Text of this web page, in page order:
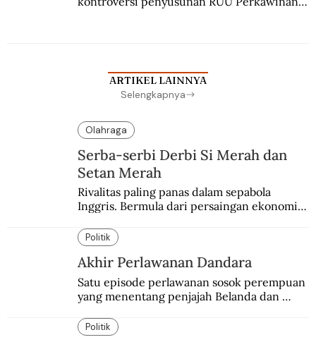
ARTIKEL LAINNYA
Selengkapnya
Olahraga
Serba-serbi Derbi Si Merah dan
Setan Merah
Rivalitas paling panas dalam sepabola
Inggris. Bermula dari persaingan ekonomi
Politik
Akhir Perlawanan Dandara
Satu episode perlawanan sosok perempuan
yang menentang penjajah Belanda dan
menyisakan misteri.
Politik